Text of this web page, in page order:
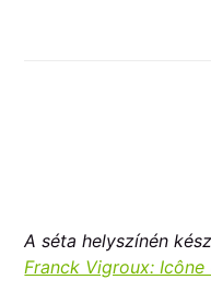
A séta helyszínén
Franck Vigroux: Icône